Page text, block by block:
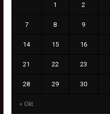
« Okt.
1 2
7 8 9
14 15 16
21 22 23
28 29 30